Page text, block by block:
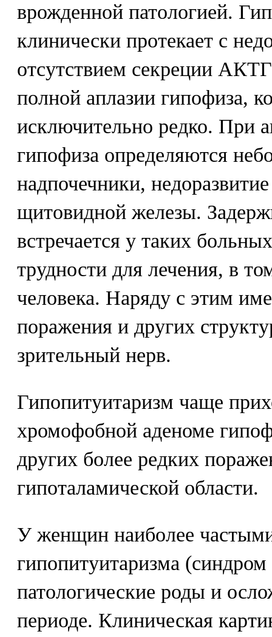
врожденной патологией.
клинически протекает с
отсутствием секреции
полной аплазии гипофиза,
исключительно редко. При
гипофиза определяются
надпочечники,
щитовидной железы.
встречается у таких
трудности для лечения, в
человека. Наряду с этим
поражения и других
зрительный нерв.
Гипопитуитаризм чаще
хромофобной аденоме
других более редких
гипоталамической области.
У женщин наиболее
гипопитуитаризма
патологические роды и
периоде. Клиническая